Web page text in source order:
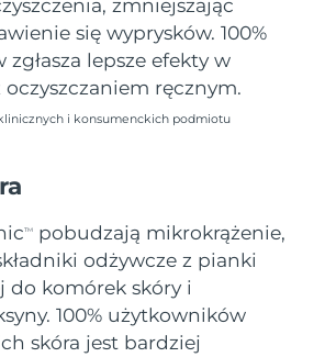
zmniejszając
się wyprysków. 100%
lepsze efekty w
ręcznym.
i konsumenckich podmiotu
TM
pobudzają mikrokrążenie,
odżywcze z pianki
do komórek skóry i
100% użytkowników
skóra jest bardziej
Oczekiwany czas dostawy
Oczekiwany czas dostawy
Oczekiwany czas dostawy
8/13/26
Oczekiwany czas dostawy
8/13/26